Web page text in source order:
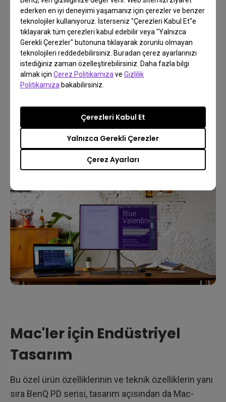
ederken en iyi deneyimi yaşamanız için çerezler ve benzer
teknolojiler kullanıyoruz. İsterseniz "Çerezleri Kabul Et"e
tıklayarak tüm çerezleri kabul edebilir veya "Yalnızca
Gerekli Çerezler" butonuna tıklayarak zorunlu olmayan
teknolojileri reddedebilirsiniz. Buradan çerez ayarlarınızı
istediğiniz zaman özelleştirebilirsiniz. Daha fazla bilgi
almak için Çerez Politikamıza ve Gizlilik
Politikamıza bakabilirsiniz.
Çerez Ayarları
Yalnızca Gerekli Çerezler
Çerezleri Kabul Et
kurtulmanızı sağlar ve monitörünüzle Mac
ekranınızın mükemmel bir uyum sağlamasını sağlar.
Display Pilot, zamandan tasarruf etmek ve
verimliliği artırmak için tasarlanmış bir yazılımdır. Bir
fare tıklamasıyla birden çok monitör ayarını
önceden ayarlamanıza olanak tanır ve entegre bir
çalışmasını sağlamak için destek araçları sunar.
Bununla, Mac'inizle sorunsuz bir şekilde
çalışabilirsiniz.
Mac'ler için Endüstriyel
Tasarım
Bu özel ürün özelliklerinin ve teknik özelliklerin yanı
sıra BenQ PD serisi, tasarım açısından da Mac-